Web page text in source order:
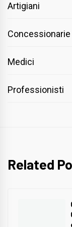
Artigiani
Concessionarie
Medici
Professionisti
Related